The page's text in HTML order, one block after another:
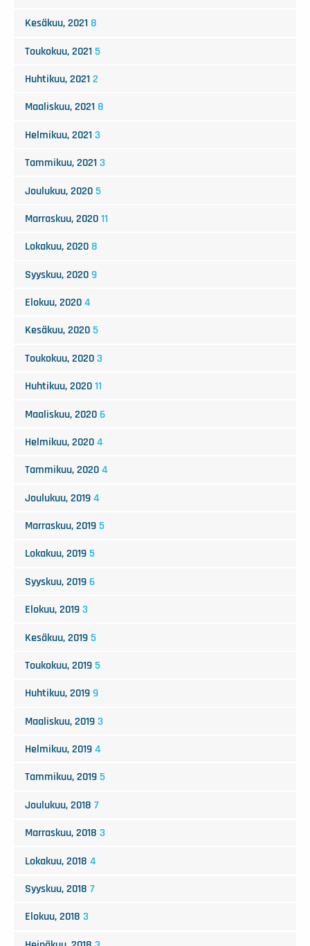
Kesäkuu, 2021 8
Toukokuu, 2021 5
Huhtikuu, 2021 2
Maaliskuu, 2021 8
Helmikuu, 2021 3
Tammikuu, 2021 3
Joulukuu, 2020 5
Marraskuu, 2020 11
Lokakuu, 2020 8
Syyskuu, 2020 9
Elokuu, 2020 4
Kesäkuu, 2020 5
Toukokuu, 2020 3
Huhtikuu, 2020 11
Maaliskuu, 2020 6
Helmikuu, 2020 4
Tammikuu, 2020 4
Joulukuu, 2019 4
Marraskuu, 2019 5
Lokakuu, 2019 5
Syyskuu, 2019 6
Elokuu, 2019 3
Kesäkuu, 2019 5
Toukokuu, 2019 5
Huhtikuu, 2019 9
Maaliskuu, 2019 3
Helmikuu, 2019 4
Tammikuu, 2019 5
Joulukuu, 2018 7
Marraskuu, 2018 3
Lokakuu, 2018 4
Syyskuu, 2018 7
Elokuu, 2018 3